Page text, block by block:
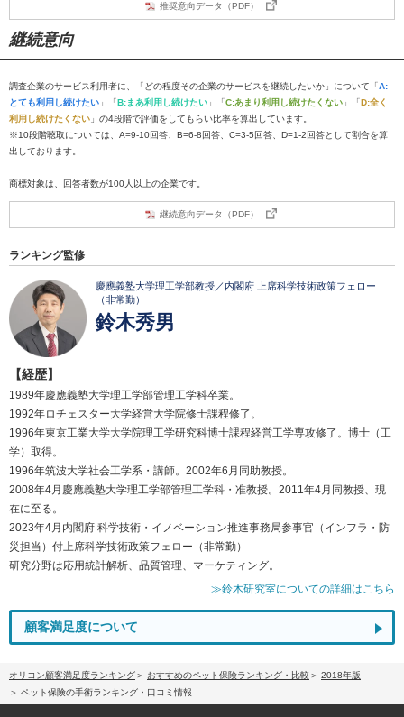
推奨意向データ（PDF）
継続意向
調査企業のサービス利用者に、「どの程度その企業のサービスを継続したいか」について「A:
とても利用し続けたい 」「B:まあ利用し続けたい 」「C:あまり利用し続けたくない 」「D:全く
利用し続けたくない 」の4段階で評価をしてもらい比率を算出しています。
※10段階聴取については、A=9-10回答、B=6-8回答、C=3-5回答、D=1-2回答として割合を算
出しております。
商標対象は、回答者数が100人以上の企業です。
継続意向データ（PDF）
ランキング監修
慶應義塾大学理工学部教授／内閣府 上席科学技術政策フェロー
（非常勤）
鈴木秀男
【経歴】
1989年慶應義塾大学理工学部管理工学科卒業。
1992年ロチェスター大学経営大学院修士課程修了。
1996年東京工業大学大学院理工学研究科博士課程経営工学専攻修了。博士（工
学）取得。
1996年筑波大学社会工学系・講師。2002年6月同助教授。
2008年4月慶應義塾大学理工学部管理工学科・准教授。2011年4月同教授、現
在に至る。
2023年4月内閣府 科学技術・イノベーション推進事務局参事官（インフラ・防
災担当）付上席科学技術政策フェロー（非常勤）
研究分野は応用統計解析、品質管理、マーケティング。
≫鈴木研究室についての詳細はこちら
顧客満足度について
オリコン顧客満足度ランキング おすすめのペット保険ランキング・比較
2018年版
ペット保険の手術ランキング・口コミ情報